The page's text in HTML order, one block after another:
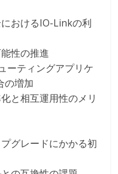
おけるIO-Linkの利
性の推進
ーティングアプリケ
の増加
と相互運用性のメリ
グレードにかかる初